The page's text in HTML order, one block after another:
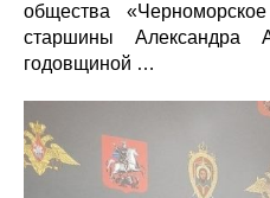
общества
старшины Александра
годовщиной …